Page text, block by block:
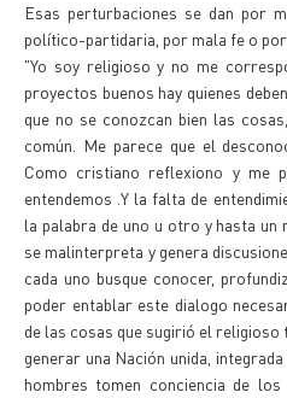
Esas perturbaciones se dan por
político-partidaria, por mala fe o
"Yo soy religioso y no me
proyectos buenos hay quienes
que no se conozcan bien las
común. Me parece que el
Como cristiano reflexiono y me
entendemos .Y la falta de
la palabra de uno u otro y hasta un
se malinterpreta y genera
cada uno busque conocer,
poder entablar este dialogo
de las cosas que sugirió el religioso
generar una Nación unida,
hombres tomen conciencia de